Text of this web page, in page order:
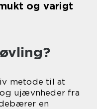
og varigt
metode til at
ujævnheder fra
en